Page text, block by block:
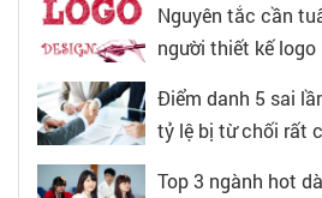
Nguyên tắc cần
người thiết kế logo
Điểm danh 5 sai
tỷ lệ bị từ chối rất
Top 3 ngành hot